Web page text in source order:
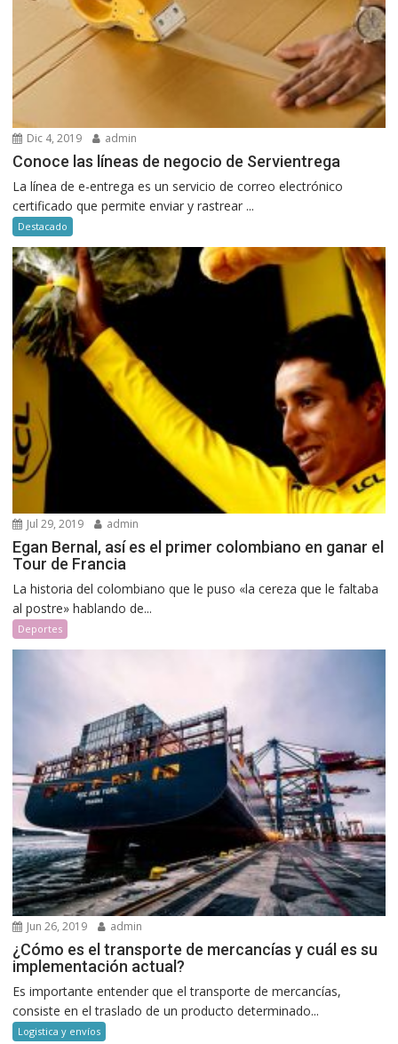
Dic 4, 2019 admin
Conoce las líneas de negocio de Servientrega
La línea de e-entrega es un servicio de correo electrónico
certificado que permite enviar y rastrear ...
Destacado
Jul 29, 2019 admin
Egan Bernal, así es el primer colombiano en ganar el
Tour de Francia
La historia del colombiano que le puso «la cereza que le faltaba
al postre» hablando de...
Deportes
Jun 26, 2019 admin
¿Cómo es el transporte de mercancías y cuál es su
implementación actual?
Es importante entender que el transporte de mercancías,
consiste en el traslado de un producto determinado...
Logistica y envíos